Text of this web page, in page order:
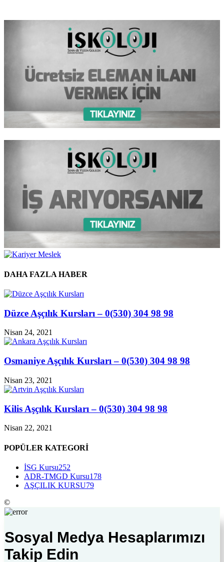
DAHA FAZLA HABER
Düzce Aşçılık Kursları – 0(530) 304 98 98
Nisan 24, 2021
Osmaniye Aşçılık Kursları – 0(530) 304 98 98
Nisan 23, 2021
Kilis Aşçılık Kursları – 0(530) 304 98 98
Nisan 22, 2021
POPÜLER KATEGORİ
İSG Kursu252
ADR-TMGD Kursu178
AŞÇILIK KURSU79
©
Sosyal Medya Hesaplarımızı
Takip Edin